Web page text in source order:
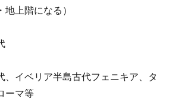
上階になる）
、イベリア半島古代フェニキア、タ
ーマ等